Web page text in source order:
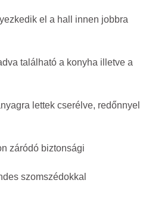
el a hall innen jobbra
található a konyha illetve a
lettek cserélve, redőnnyel
záródó biztonsági
szomszédokkal